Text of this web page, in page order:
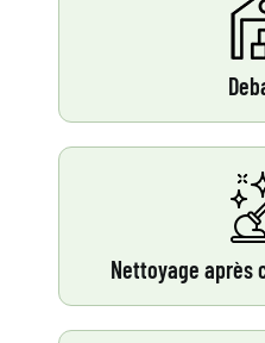
Nettoyage après